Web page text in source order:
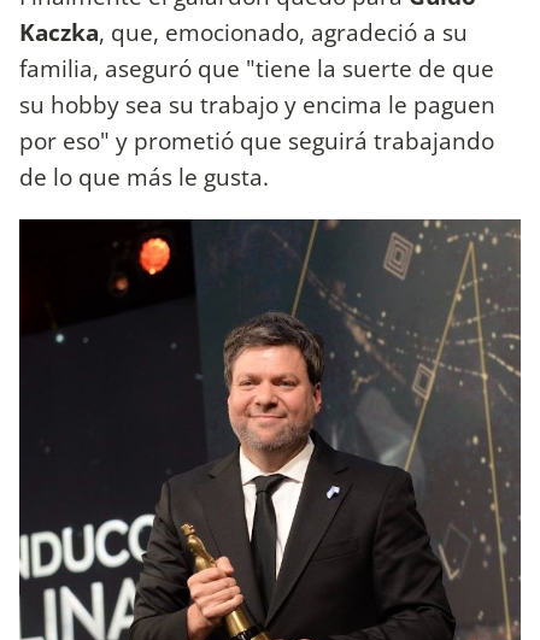
Kaczka, que, emocionado, agradeció a su
familia, aseguró que "tiene la suerte de que
su hobby sea su trabajo y encima le paguen
por eso" y prometió que seguirá trabajando
de lo que más le gusta.